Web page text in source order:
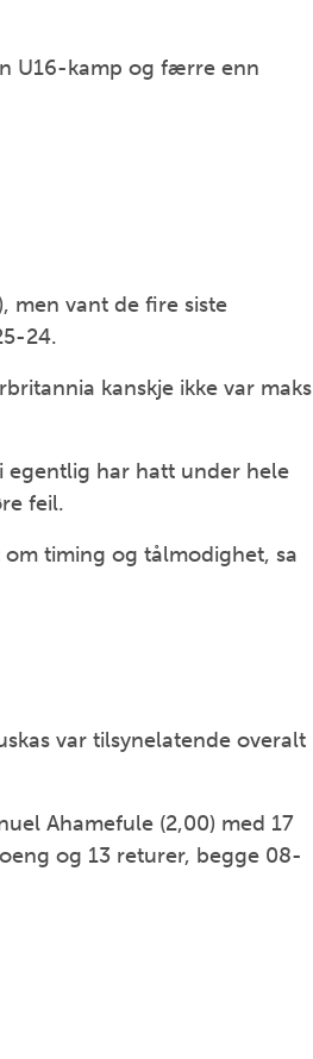
U16-kamp og færre enn
men vant de fire siste
24.
kanskje ikke var maks
egentlig har hatt under hele
feil.
timing og tålmodighet, sa
var tilsynelatende overalt
Ahamefule (2,00) med 17
og 13 returer, begge 08-